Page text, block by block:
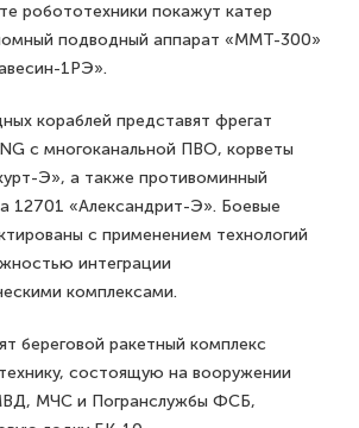
робототехники покажут катер
подводный аппарат «ММТ-300»
1РЭ».
кораблей представят фрегат
с многоканальной ПВО, корветы
Э», а также противоминный
12701 «Александрит-Э». Боевые
с применением технологий
интеграции
комплексами.
береговой ракетный комплекс
состоящую на вооружении
МЧС и Погранслужбы ФСБ,